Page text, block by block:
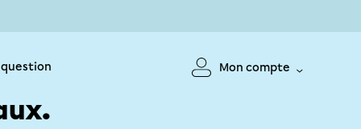
Mon compte